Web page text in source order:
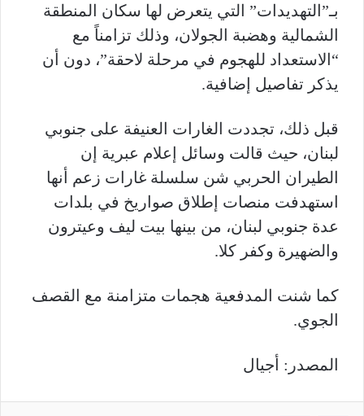
بـ”التهديدات” التي يتعرض لها سكان المنطقة
الشمالية وهضبة الجولان، وذلك تزامناً مع
“الاستعداد للهجوم في مرحلة لاحقة”، دون أن
يذكر تفاصيل إضافية.
قبل ذلك، تجددت الغارات العنيفة على جنوبي
لبنان، حيث قالت وسائل إعلام عبرية إن
الطيران الحربي شن سلسلة غارات زعم أنها
استهدفت منصات إطلاق صواريخ في بلدات
عدة جنوبي لبنان، من بينها بيت ليف وعيترون
والضهيرة وكفر كلا.
كما شنت المدفعية هجمات متزامنة مع القصف
الجوي.
المصدر: أجيال